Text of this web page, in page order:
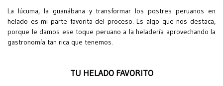
La lúcuma, la guanábana y transformar los postres peruanos en
helado es mi parte favorita del proceso. Es algo que nos destaca,
porque le damos ese toque peruano a la heladería aprovechando la
gastronomía tan rica que tenemos.
TU HELADO FAVORITO